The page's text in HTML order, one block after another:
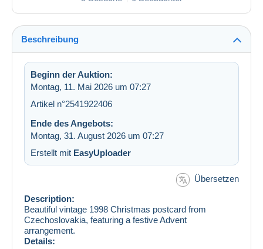
Beschreibung
Beginn der Auktion:
Montag, 11. Mai 2026 um 07:27
Artikel n°2541922406
Ende des Angebots:
Montag, 31. August 2026 um 07:27
Erstellt mit EasyUploader
Übersetzen
Description:
Beautiful vintage 1998 Christmas postcard from
Czechoslovakia, featuring a festive Advent
arrangement.
Details: